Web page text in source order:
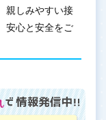
親しみやすい接
安心と安全をご